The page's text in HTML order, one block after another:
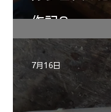
作記6
7月16日